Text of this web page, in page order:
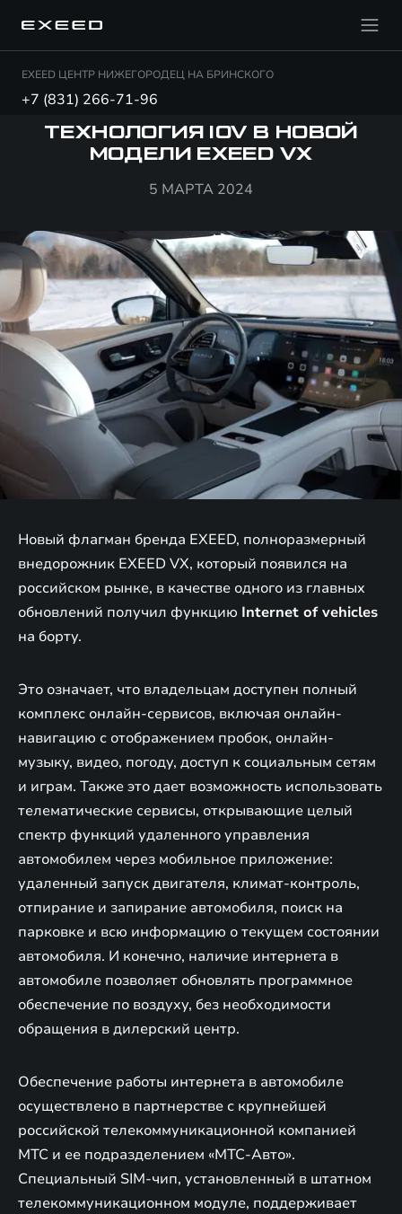
EXEED ЦЕНТР НИЖЕГОРОДЕЦ НА БРИНСКОГО
+7 (831) 266-71-96
ТЕХНОЛОГИЯ IOV В НОВОЙ
МОДЕЛИ EXEED VX
5 МАРТА 2024
Новый флагман бренда EXEED, полноразмерный
внедорожник EXEED VX, который появился на
российском рынке, в качестве одного из главных
обновлений получил функцию Internet of vehicles
на борту.
Это означает, что владельцам доступен полный
комплекс онлайн-сервисов, включая онлайн-
навигацию с отображением пробок, онлайн-
музыку, видео, погоду, доступ к социальным сетям
и играм. Также это дает возможность использовать
телематические сервисы, открывающие целый
спектр функций удаленного управления
автомобилем через мобильное приложение:
удаленный запуск двигателя, климат-контроль,
отпирание и запирание автомобиля, поиск на
парковке и всю информацию о текущем состоянии
автомобиля. И конечно, наличие интернета в
автомобиле позволяет обновлять программное
обеспечение по воздуху, без необходимости
обращения в дилерский центр.
Обеспечение работы интернета в автомобиле
осуществлено в партнерстве с крупнейшей
российской телекоммуникационной компанией
МТС и ее подразделением «МТС-Авто».
Специальный SIM-чип, установленный в штатном
телекоммуникационном модуле, поддерживает